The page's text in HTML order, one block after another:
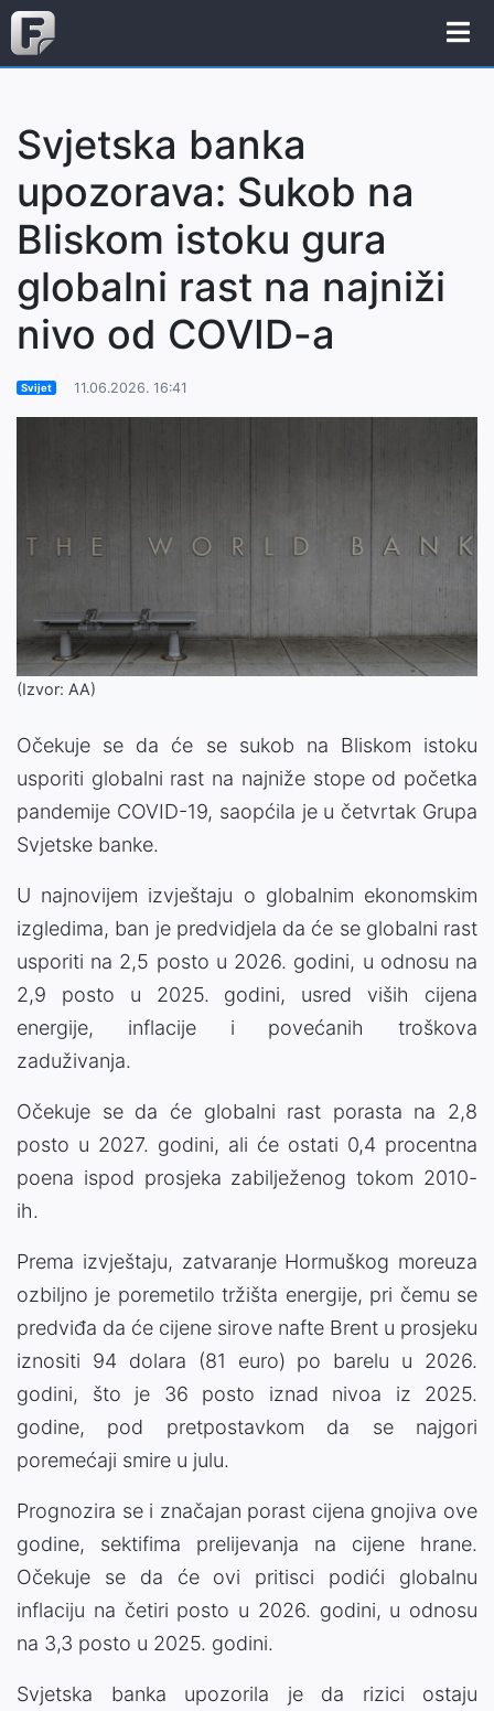
Svjetska banka
upozorava: Sukob na
Bliskom istoku gura
globalni rast na najniži
nivo od COVID-a
Svijet 11.06.2026. 16:41
(Izvor: AA)
Očekuje se da će se sukob na Bliskom istoku
usporiti globalni rast na najniže stope od početka
pandemije COVID-19, saopćila je u četvrtak Grupa
Svjetske banke.
U najnovijem izvještaju o globalnim ekonomskim
izgledima, ban je predvidjela da će se globalni rast
usporiti na 2,5 posto u 2026. godini, u odnosu na
2,9 posto u 2025. godini, usred viših cijena
energije, inflacije i povećanih troškova
zaduživanja.
Očekuje se da će globalni rast porasta na 2,8
posto u 2027. godini, ali će ostati 0,4 procentna
poena ispod prosjeka zabilježenog tokom 2010-
ih.
Prema izvještaju, zatvaranje Hormuškog moreuza
ozbiljno je poremetilo tržišta energije, pri čemu se
predviđa da će cijene sirove nafte Brent u prosjeku
iznositi 94 dolara (81 euro) po barelu u 2026.
godini, što je 36 posto iznad nivoa iz 2025.
godine, pod pretpostavkom da se najgori
poremećaji smire u julu.
Prognozira se i značajan porast cijena gnojiva ove
godine, sektifima prelijevanja na cijene hrane.
Očekuje se da će ovi pritisci podići globalnu
inflaciju na četiri posto u 2026. godini, u odnosu
na 3,3 posto u 2025. godini.
Svjetska banka upozorila je da rizici ostaju